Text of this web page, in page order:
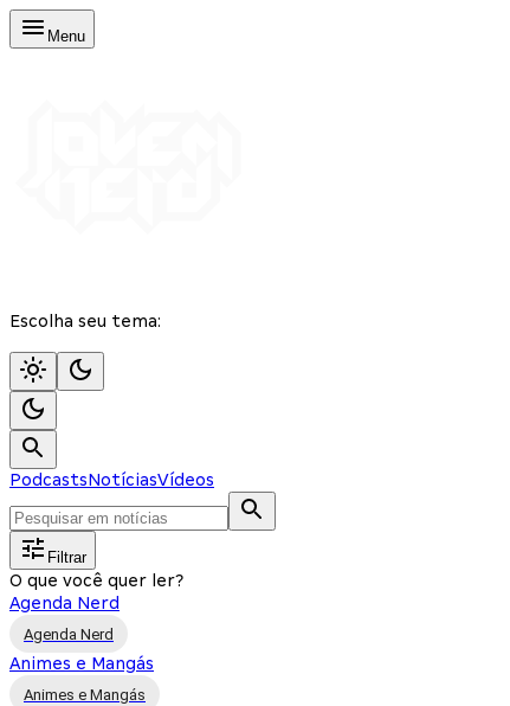
Menu
Escolha seu tema:
PodcastsNotíciasVídeos
Filtrar
O que você quer ler?
Agenda Nerd
Agenda Nerd
Animes e Mangás
Animes e Mangás